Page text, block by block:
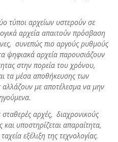
τύποι αρχείων υστερούν σε
αρχεία απαιτούν πρόσβαση
συνεπώς πιο αργούς ρυθμούς
ψηφιακά αρχεία παρουσιάζουν
στην πορεία του χρόνου,
τα μέσα αποθήκευσης των
με αποτέλεσμα να μην
σταθερές αρχές, διαχρονικούς
υποστηρίζεται απαραίτητα,
εξέλιξη της τεχνολογίας.